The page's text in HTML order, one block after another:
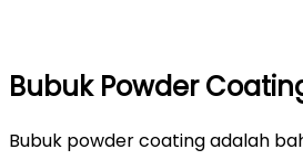
Bubuk Powder
Bubuk powder coating adalah